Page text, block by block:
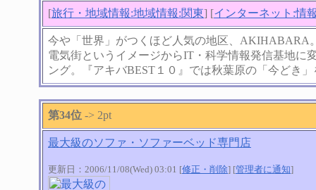
[旅行・地域情報:地域情報:関東] [インターネット:情
今や「世界」がつくほど人気の地区、AKIHABARA
電気街というイメージからIT・科学情報発信基地に
ング。『アキバBEST１０』では秋葉原の「今どき
第34位 -> 2pt
最大級のソファ・ソファーベッド専門店
更新日：2006/11/08(Wed) 03:01 [修正・削除] [管理者に通知]